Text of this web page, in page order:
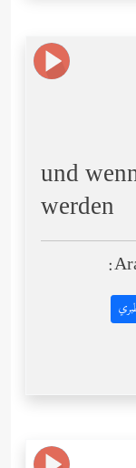
und
werden